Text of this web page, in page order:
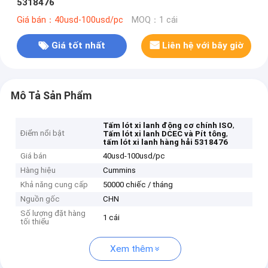
5318476
Giá bán：40usd-100usd/pc MOQ：1 cái
Giá tốt nhất Liên hệ với bây giờ
Mô Tả Sản Phẩm
Điểm nổi bật
Tấm lót xi lanh động cơ chính ISO,
Tấm lót xi lanh DCEC và Pít tông,
tấm lót xi lanh hàng hải 5318476
Giá bán
40usd-100usd/pc
Hàng hiệu
Cummins
Khả năng cung cấp
50000 chiếc / tháng
Nguồn gốc
CHN
Số lượng đặt hàng
tối thiểu
1 cái
Xem thêm